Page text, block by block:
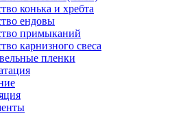
конька и хребта
ендовы
примыканий
карнизного свеса
пленки